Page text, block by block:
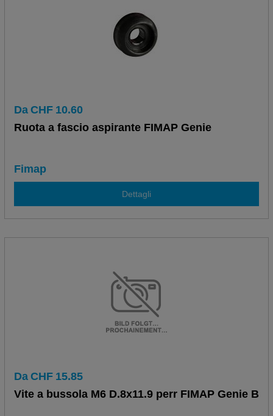
Da CHF 10.60
Ruota a fascio aspirante FIMAP Genie
Fimap
Dettagli
Da CHF 15.85
Vite a bussola M6 D.8x11.9 perr FIMAP Genie B